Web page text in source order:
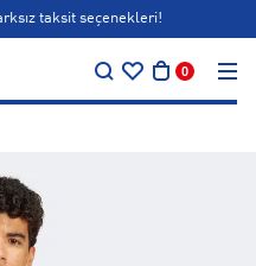
taksit seçenekleri!
0